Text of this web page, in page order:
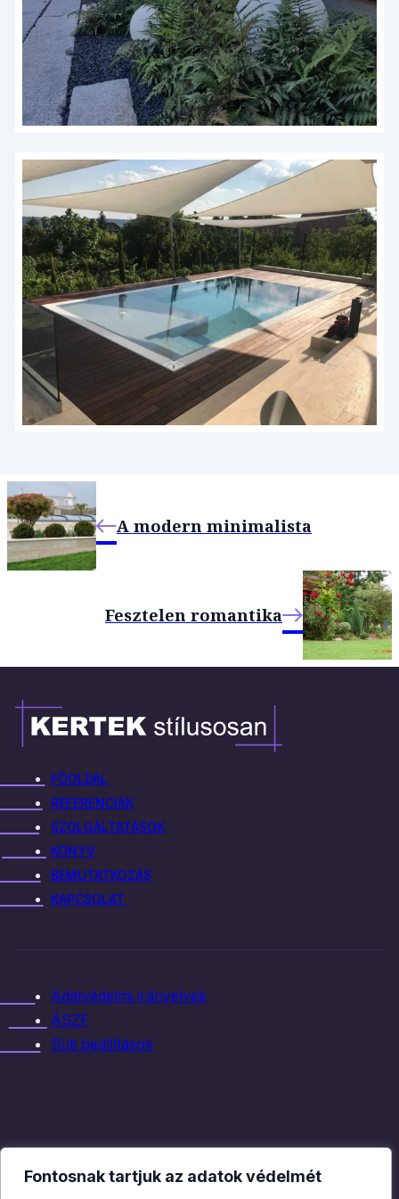
Fontosnak tartjuk az adatok védelmét
A modern minimalista
Fesztelen romantika
FŐOLDAL
REFERENCIÁK
SZOLGÁLTATÁSOK
KÖNYV
BEMUTATKOZÁS
KAPCSOLAT
Adatvédelmi irányelvek
ÁSZF
Süti beállítások